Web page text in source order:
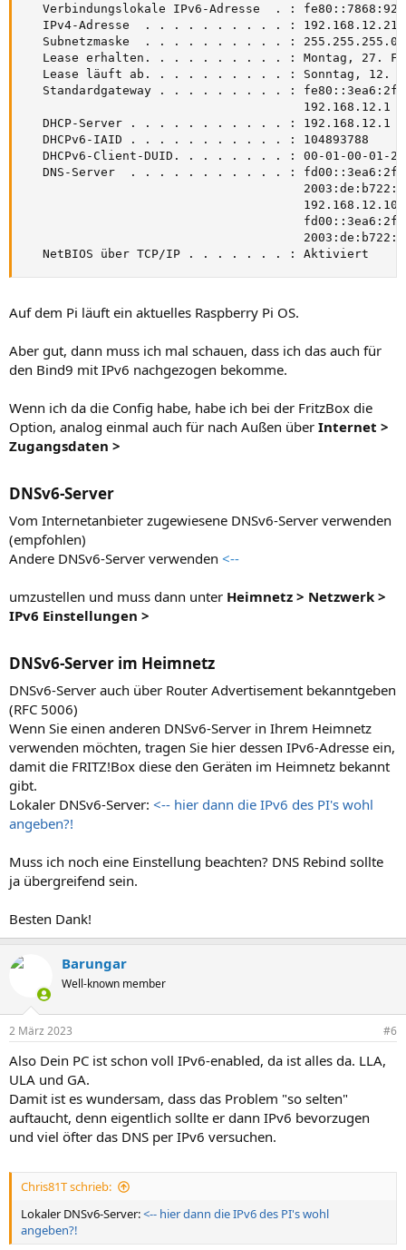
Verbindungslokale IPv6-Adresse  . :
IPv4-Adresse  . . . . . . . . . . :
   Subnetzmaske  . . . . . . . . . . : 255.255.255.0
Lease erhalten. . . . . . . . . . : Montag, 27.
Lease läuft ab. . . . . . . . . . : Sonntag, 12.
Standardgateway . . . . . . . . . :
                                       192.168.12.1
   DHCP-Server . . . . . . . . . . . : 192.168.12.1
   DHCPv6-IAID . . . . . . . . . . . : 104893788
DHCPv6-Client-DUID. . . . . . . . : 00-01-00-01-
DNS-Server  . . . . . . . . . . . :
                                       192.168.12.107
   NetBIOS über TCP/IP . . . . . . . : Aktiviert
Auf dem Pi läuft ein aktuelles Raspberry Pi OS.
Aber gut, dann muss ich mal schauen, dass ich das auch für
den Bind9 mit IPv6 nachgezogen bekomme.
Wenn ich da die Config habe, habe ich bei der FritzBox die
Option, analog einmal auch für nach Außen über Internet >
Zugangsdaten >
DNSv6-Server​
Vom Internetanbieter zugewiesene DNSv6-Server verwenden
(empfohlen)
Andere DNSv6-Server verwenden <--
umzustellen und muss dann unter Heimnetz > Netzwerk >
IPv6 Einstellungen >
DNSv6-Server im Heimnetz​
DNSv6-Server auch über Router Advertisement bekanntgeben
(RFC 5006)
Wenn Sie einen anderen DNSv6-Server in Ihrem Heimnetz
verwenden möchten, tragen Sie hier dessen IPv6-Adresse ein,
damit die FRITZ!Box diese den Geräten im Heimnetz bekannt
gibt.
Lokaler DNSv6-Server: <-- hier dann die IPv6 des PI's wohl
angeben?!
Muss ich noch eine Einstellung beachten? DNS Rebind sollte
ja übergreifend sein.
Besten Dank!
Barungar
Well-known member
2 März 2023 #6
Also Dein PC ist schon voll IPv6-enabled, da ist alles da. LLA,
ULA und GA.
Damit ist es wundersam, dass das Problem "so selten"
auftaucht, denn eigentlich sollte er dann IPv6 bevorzugen
und viel öfter das DNS per IPv6 versuchen.
Chris81T schrieb:
Lokaler DNSv6-Server:<-- hier dann die IPv6 des PI's wohl
angeben?!